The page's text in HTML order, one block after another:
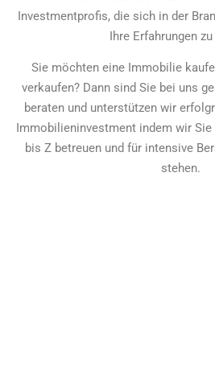
Investmentprofis, die sich in der
Ihre Erfahrungen
Sie möchten eine Immobilie
verkaufen? Dann sind Sie bei uns
beraten und unterstützen wir
Immobilieninvestment indem wir
bis Z betreuen und für intensive
stehen.